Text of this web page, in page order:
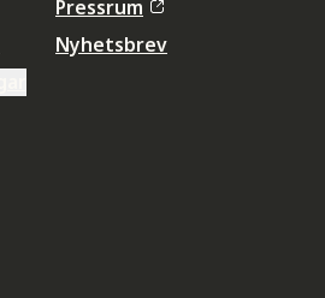
Pressrum
Nyhetsbrev